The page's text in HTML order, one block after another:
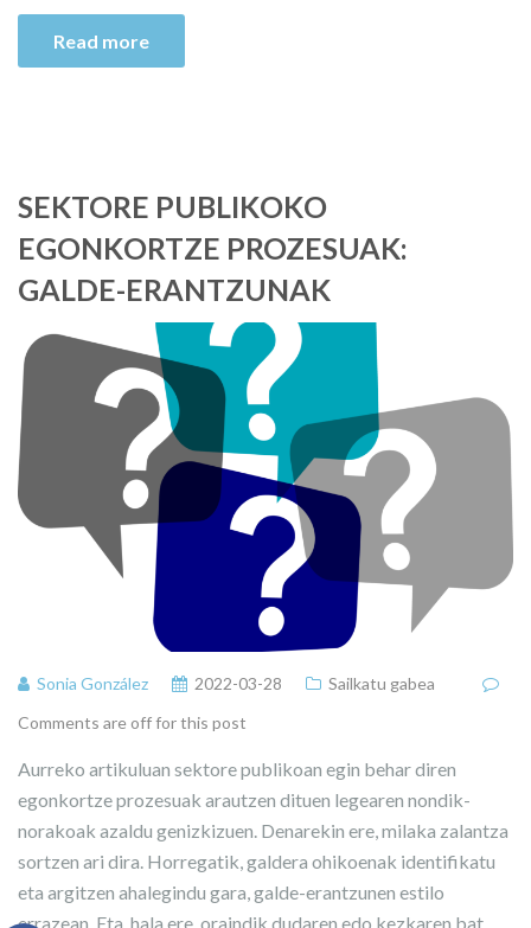
Read more
SEKTORE PUBLIKOKO
EGONKORTZE PROZESUAK:
GALDE-ERANTZUNAK
Sonia González 2022-03-28
Sailkatu gabea
Comments are off for this post
Aurreko artikuluan sektore publikoan egin behar diren
egonkortze prozesuak arautzen dituen legearen nondik-
norakoak azaldu genizkizuen. Denarekin ere, milaka zalantza
sortzen ari dira. Horregatik, galdera ohikoenak identifikatu
eta argitzen ahalegindu gara, galde-erantzunen estilo
errazean. Eta, hala ere, oraindik dudaren edo kezkaren bat